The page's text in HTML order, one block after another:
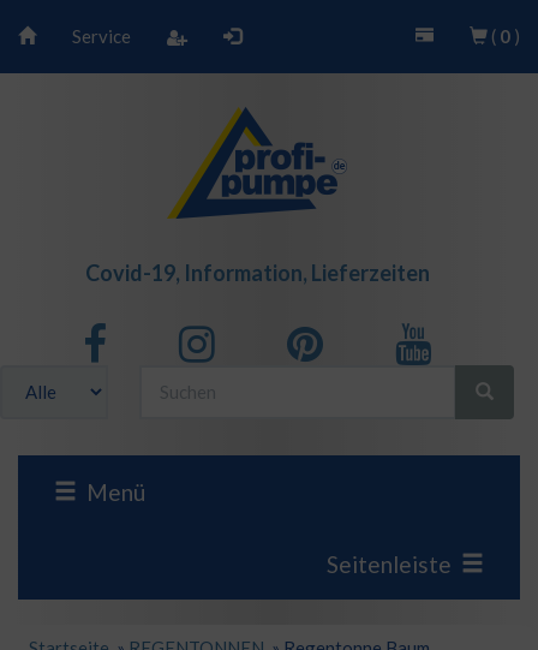
Service ( 0 )
Covid-19, Information, Lieferzeiten
Menü
Seitenleiste